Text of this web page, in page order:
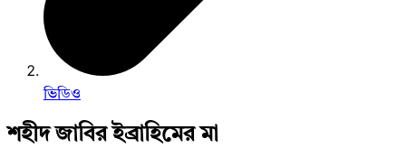
ভিডিও
শহীদ জাবির ইব্রাহিমের মা